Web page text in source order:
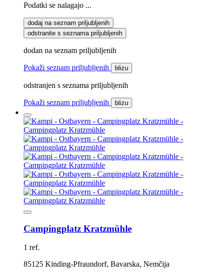
Podatki se nalagajo ...
dodaj na seznam priljubljenih
odstranite s seznama priljubljenih
dodan na seznam priljubljenih
Pokaži seznam priljubljenih blizu
odstranjen s seznama priljubljenih
Pokaži seznam priljubljenih blizu
Campingplatz Kratzmühle
1 ref.
85125 Kinding-Pfraundorf, Bavarska, Nemčija